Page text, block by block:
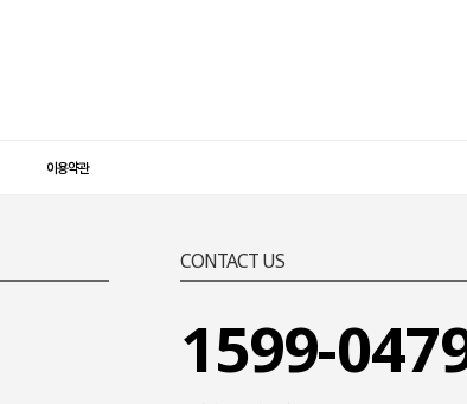
이용약관
CONTACT US
1599-